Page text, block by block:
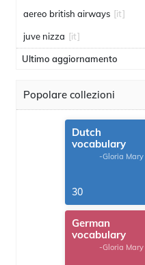
aereo british airways [it]
juve nizza [it]
Ultimo aggiornamento
Popolare collezioni
Dutch
vocabulary
-Gloria Mary
30
German
vocabulary
-Gloria Mary